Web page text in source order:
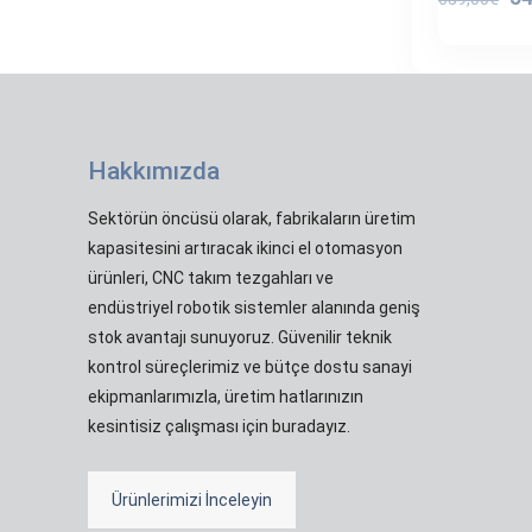
Hakkımızda
Sektörün öncüsü olarak, fabrikaların üretim
kapasitesini artıracak ikinci el otomasyon
ürünleri, CNC takım tezgahları ve
endüstriyel robotik sistemler alanında geniş
stok avantajı sunuyoruz. Güvenilir teknik
kontrol süreçlerimiz ve bütçe dostu sanayi
ekipmanlarımızla, üretim hatlarınızın
kesintisiz çalışması için buradayız.
Ürünlerimizi İnceleyin